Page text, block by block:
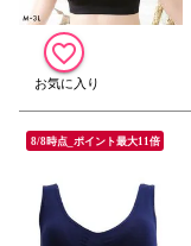
8/8時点_ポイント最大11倍